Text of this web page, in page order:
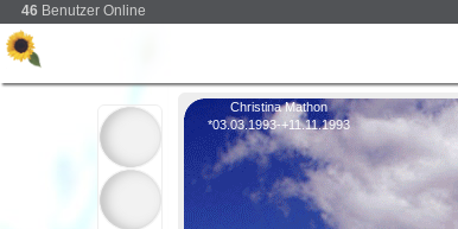
46 Benutzer Online
Christina Mathon
*03.03.1993-+11.11.1993